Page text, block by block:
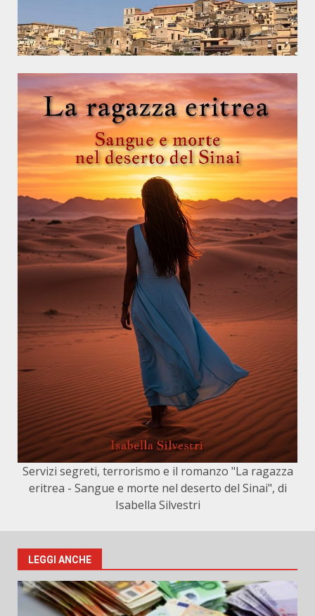
Servizi segreti, terrorismo e il romanzo "La ragazza
eritrea - Sangue e morte nel deserto del Sinai", di
Isabella Silvestri
LEGGI ANCHE